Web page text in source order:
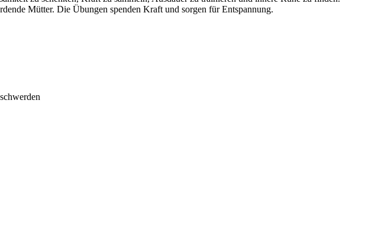
Mütter. Die Übungen spenden Kraft und sorgen für Entspannung.